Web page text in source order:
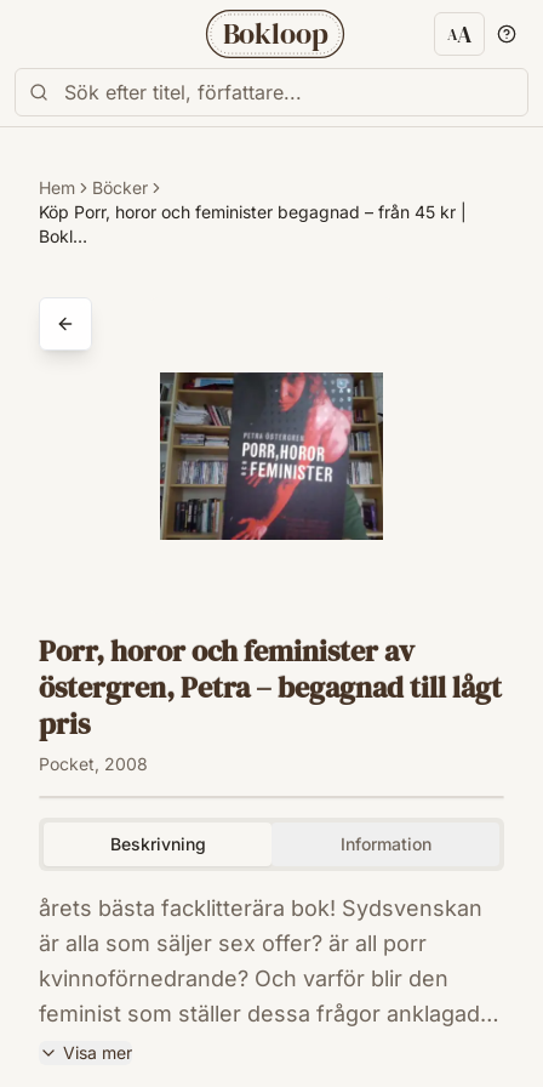
Bokloop AA
Hem
Böcker
Köp Porr, horor och feminister begagnad – från 45 kr |
Bokl…
Porr, horor och feminister av
östergren, Petra – begagnad till lågt
pris
Pocket, 2008
Beskrivning Information
årets bästa facklitterära bok! Sydsvenskan
är alla som säljer sex offer? är all porr
kvinnoförnedrande? Och varför blir den
feminist som ställer dessa frågor anklagad
för att vara anti-feminist? Den sexualmoral
Visa mer